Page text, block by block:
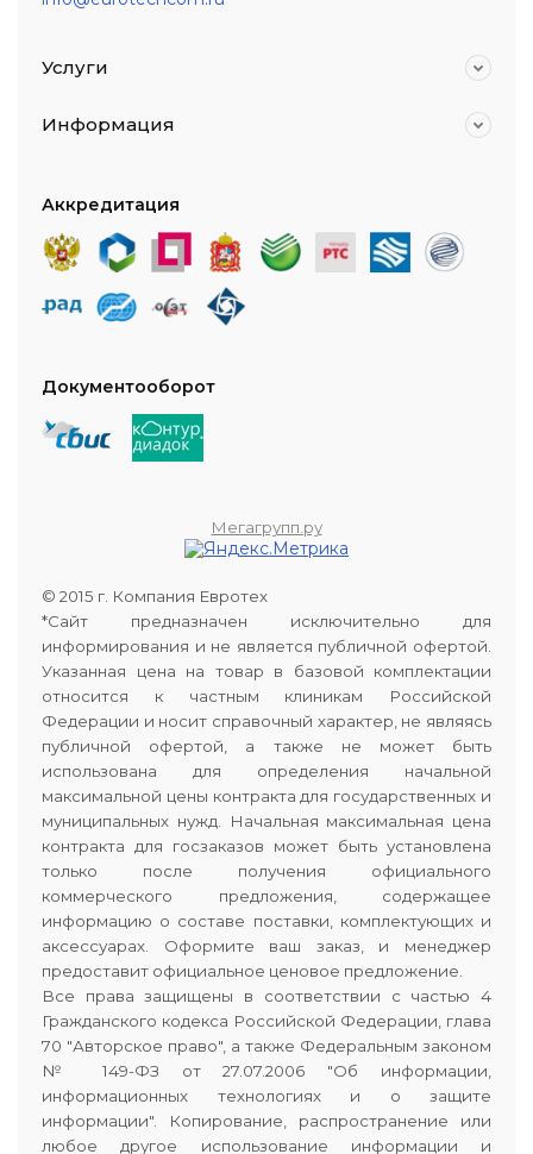
Услуги
Информация
Аккредитация
Документооборот
Мегагрупп.ру
© 2015 г. Компания Евротех
*Сайт предназначен исключительно для
информирования и не является публичной офертой.
Указанная цена на товар в базовой комплектации
относится к частным клиникам Российской
Федерации и носит справочный характер, не являясь
публичной офертой, а также не может быть
использована для определения начальной
максимальной цены контракта для государственных и
муниципальных нужд. Начальная максимальная цена
контракта для госзаказов может быть установлена
только после получения официального
коммерческого предложения, содержащее
информацию о составе поставки, комплектующих и
аксессуарах. Оформите ваш заказ, и менеджер
предоставит официальное ценовое предложение.
Все права защищены в соответствии с частью 4
Гражданского кодекса Российской Федерации, глава
70 "Авторское право", а также Федеральным законом
№ 149-ФЗ от 27.07.2006 "Об информации,
информационных технологиях и о защите
информации". Копирование, распространение или
любое другое использование информации и